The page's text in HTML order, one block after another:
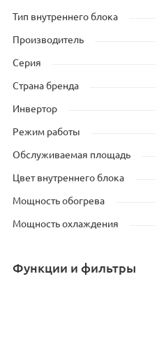
Тип внутреннего блока
Производитель
Серия
Страна бренда
Инвертор
Режим работы
Обслуживаемая площадь
Цвет внутреннего блока
Мощность обогрева
Мощность охлаждения
Функции и фильтры